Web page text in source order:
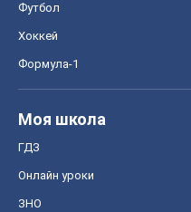
Футбол
Хоккей
Формула-1
Моя школа
ГДЗ
Онлайн уроки
ЗНО